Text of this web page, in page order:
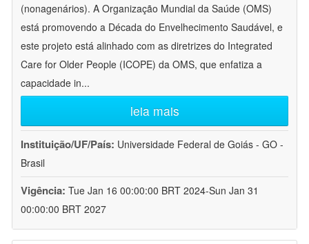
(nonagenários). A Organização Mundial da Saúde (OMS)
está promovendo a Década do Envelhecimento Saudável, e
este projeto está alinhado com as diretrizes do Integrated
Care for Older People (ICOPE) da OMS, que enfatiza a
capacidade in...
leia mais
Instituição/UF/País: Universidade Federal de Goiás - GO -
Brasil
Vigência: Tue Jan 16 00:00:00 BRT 2024-Sun Jan 31
00:00:00 BRT 2027